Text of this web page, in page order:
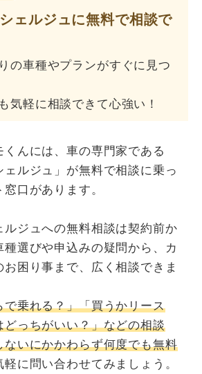
ェルジュに無料で相談で
の車種やプランがすぐに見つ
気軽に相談できて心強い！
くんには、車の専門家である
ェルジュ」が無料で相談に乗っ
口があります。
ルジュへの無料相談は契約前か
種選びや申込みの疑問から、カ
困り事まで、広く相談できま
で乗れる？」「買うかリース
どっちがいい？」などの相談
ないにかかわらず何度でも無料
軽に問い合わせてみましょう。